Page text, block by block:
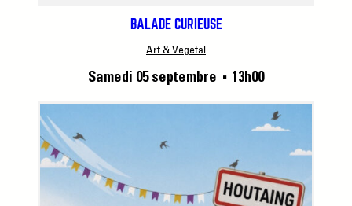
BALADE CURIEUSE
Art & Végétal
Samedi 05 septembre ■ 13h00